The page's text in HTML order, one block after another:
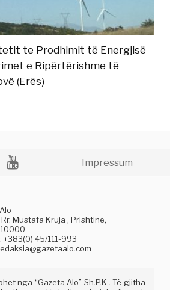
te Prodhimit të Energjisë
e Ripërtërishme të
(Erës)
Impressum
Mustafa Kruja , Prishtinë,
+383(0) 45/111-993
nga “Gazeta Alo” Sh.P.K . Të gjitha